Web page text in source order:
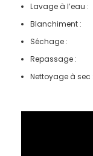
Lavage à l’eau :
Blanchiment :
Séchage :
Repassage :
Nettoyage à sec :